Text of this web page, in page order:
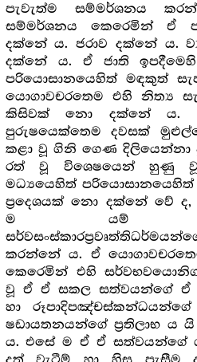
පැවැත්ම සම්මර්ශනය
සම්මර්ශනය කෙරෙමින් ඒ
දක්නේ ය. ජරාව දක්නේ ය.
දක්නේ ය. ඒ ජාති
පරියොසානයෙහිත් මඳකුත්
යොගාවචරතෙම එහි නිත්‍ය
කිසිවක් නො දක්නේ ය.
පුරුෂයෙක්තෙම දවසක්
කළා වූ ගිනි ගෙණ
රත් වූ විශෙෂයෙන් හුණු
මධ්‍යයෙහිත්
ප්‍රදෙශයක් නො දක්නේ වේ ද,
ම යම්
කරන්නේ ය. ඒ
කෙරෙමින් එහි
වූ ඒ ඒ සකල සත්වයන්ගේ ඒ
හා
ෂඩායතනයන්ගේ ප්‍ර‍තිලාභ ය
ය. එසේ ම ඒ ඒ සත්වයන්ගේ